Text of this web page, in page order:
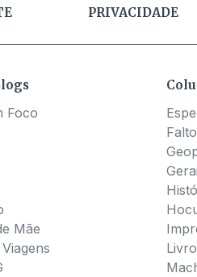
PRIVACIDADE
Foco
Mãe